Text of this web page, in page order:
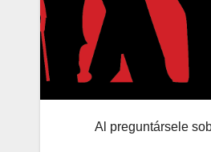
Al preguntársele